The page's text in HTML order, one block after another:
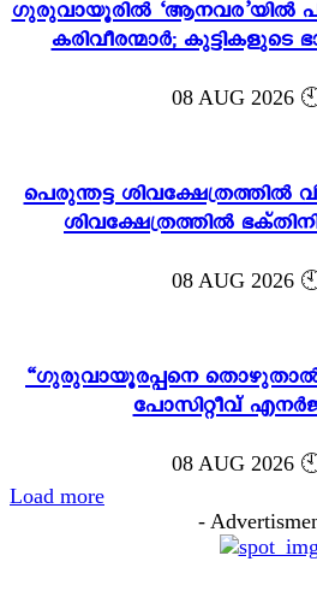
ഗുരുവായൂരിൽ ‘ആനവര’യിൽ
കരിവീരന്മാർ;
08 AUG 2026
പെരുന്തട്ട ശിവക്ഷേത്രത്തിൽ
ശിവക്ഷേത്രത്തിൽ
08 AUG 2026
“ഗുരുവായൂരപ്പനെ തൊഴുതാൽ
പോസിറ്റീവ്
08 AUG 2026
Load more
-